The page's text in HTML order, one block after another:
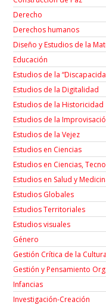
Derecho
Derechos humanos
Diseño y Estudios de la
Educación
Estudios de la
Estudios de la Digitalidad
Estudios de la Historicidad
Estudios de la
Estudios de la Vejez
Estudios en Ciencias
Estudios en Ciencias,
Estudios en Salud y
Estudios Globales
Estudios Territoriales
Estudios visuales
Género
Gestión Crítica de la Cultura
Gestión y Pensamiento
Infancias
Investigación-Creación